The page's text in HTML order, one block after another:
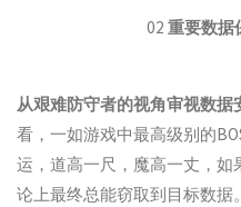
02 重要数据
从艰难防守者的视角审视数据
看，一如游戏中最高级别的
运，道高一尺，魔高一丈，
论上最终总能窃取到目标数